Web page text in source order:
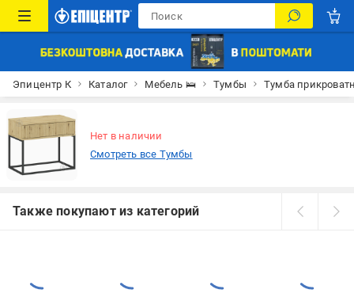
Эпицентр К Каталог Мебель 🛌 Тумбы Тумба
Нет в наличии
Смотреть все Тумбы
Также покупают из категорий